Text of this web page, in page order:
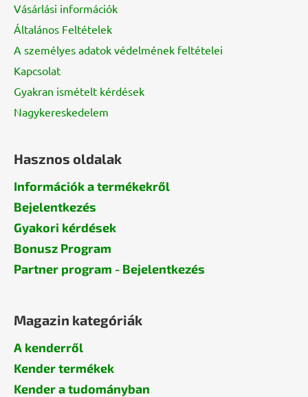
Vásárlási információk
Általános Feltételek
A személyes adatok védelmének feltételei
Kapcsolat
Gyakran ismételt kérdések
Nagykereskedelem
Hasznos oldalak
Információk a termékekről
Bejelentkezés
Gyakori kérdések
Bonusz Program
Partner program - Bejelentkezés
Magazin kategóriák
A kenderről
Kender termékek
Kender a tudományban